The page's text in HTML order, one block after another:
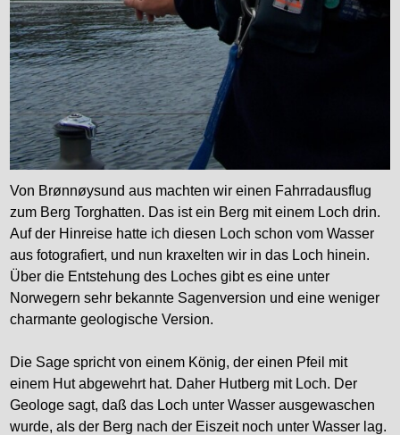
Von Brønnøysund aus machten wir einen Fahrradausflug
zum Berg Torghatten. Das ist ein Berg mit einem Loch drin.
Auf der Hinreise hatte ich diesen Loch schon vom Wasser
aus fotografiert, und nun kraxelten wir in das Loch hinein.
Über die Entstehung des Loches gibt es eine unter
Norwegern sehr bekannte Sagenversion und eine weniger
charmante geologische Version.
Die Sage spricht von einem König, der einen Pfeil mit
einem Hut abgewehrt hat. Daher Hutberg mit Loch. Der
Geologe sagt, daß das Loch unter Wasser ausgewaschen
wurde, als der Berg nach der Eiszeit noch unter Wasser lag.